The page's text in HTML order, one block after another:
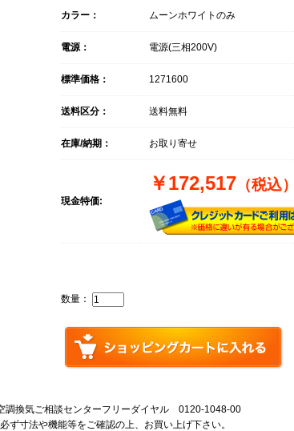
カラー： ムーンホワイトのみ
電源： 電源(三相200V)
標準価格： 1271600
送料区分： 送料無料
在庫/納期： お取り寄せ
現金特価:
￥172,517 （税込）
数量：
調換気ご相談センターフリーダイヤル 0120-1048-00
寸法や機能等をご確認の上、お買い上げ下さい。